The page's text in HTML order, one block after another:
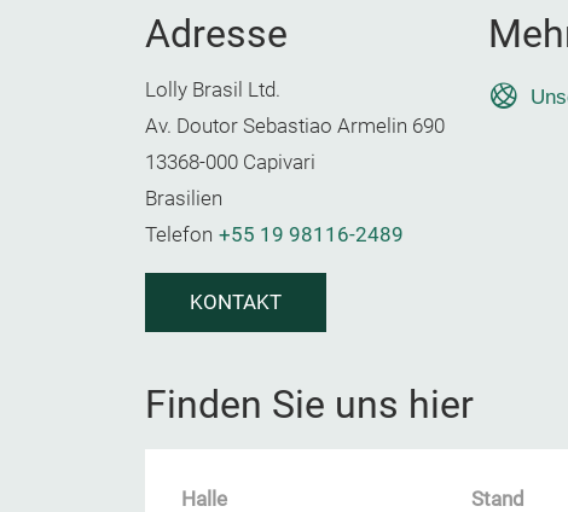
Adresse
Lolly Brasil Ltd.
Av. Doutor Sebastiao Armelin 690
13368-000 Capivari
Brasilien
Telefon +55 19 98116-2489
KONTAKT
Finden Sie uns hier
Halle Stand